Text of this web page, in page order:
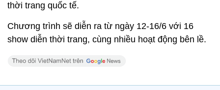
thời trang quốc tế.
Chương trình sẽ diễn ra từ ngày 12-16/6 với 16
show diễn thời trang, cùng nhiều hoạt động bên lề.